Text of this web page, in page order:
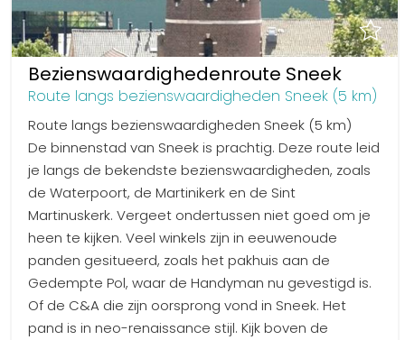
Bezienswaardighedenroute Sneek
Route langs bezienswaardigheden Sneek (5 km)
Route langs bezienswaardigheden Sneek (5 km)
De binnenstad van Sneek is prachtig. Deze route leid
je langs de bekendste bezienswaardigheden, zoals
de Waterpoort, de Martinikerk en de Sint
Martinuskerk. Vergeet ondertussen niet goed om je
heen te kijken. Veel winkels zijn in eeuwenoude
panden gesitueerd, zoals het pakhuis aan de
Gedempte Pol, waar de Handyman nu gevestigd is.
Of de C&A die zijn oorsprong vond in Sneek. Het
pand is in neo-renaissance stijl. Kijk boven de